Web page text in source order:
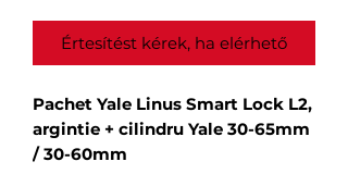
Értesítést kérek, ha elérhető
Pachet Yale Linus Smart Lock L2,
argintie + cilindru Yale 30-65mm
/ 30-60mm